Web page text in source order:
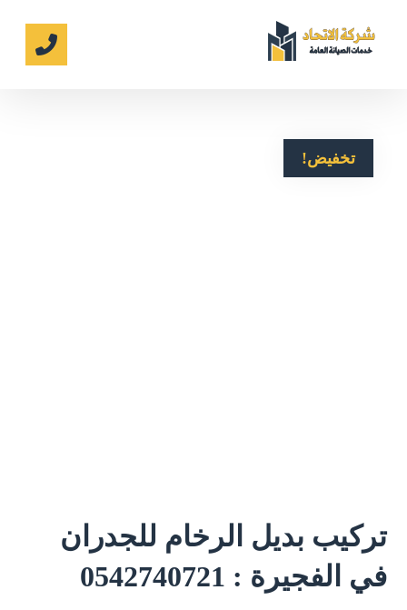
تخفيض!
تركيب بديل الرخام للجدران
في الفجيرة : 0542740721